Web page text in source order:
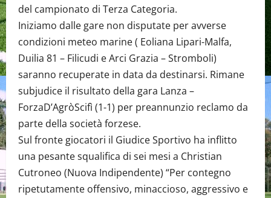
del campionato di Terza Categoria.
Iniziamo dalle gare non disputate per avverse
condizioni meteo marine ( Eoliana Lipari-Malfa,
Duilia 81 – Filicudi e Arci Grazia – Stromboli)
saranno recuperate in data da destinarsi. Rimane
subjudice il risultato della gara Lanza –
ForzaD’AgròScifì (1-1) per preannunzio reclamo da
parte della società forzese.
Sul fronte giocatori il Giudice Sportivo ha inflitto
una pesante squalifica di sei mesi a Christian
Cutroneo (Nuova Indipendente) “Per contegno
ripetutamente offensivo, minaccioso, aggressivo e